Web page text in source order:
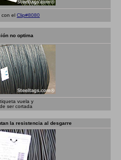
con el Clip#8080
no optima
vuela y
ser cortada
la resistencia al desgarre